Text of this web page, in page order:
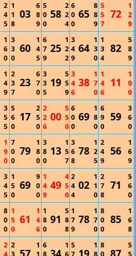
2
4
5
1
1
8
03
6
8
9
5
0
0
58
2
2
4
6
0
0
65
8
8
9
5
5
7
72
1
2
9
1
6
0
3
3
0
60
1
4
5
6
7
9
25
1
2
2
3
4
9
64
1
3
0
1
3
4
82
5
8
9
1
4
9
2
3
7
23
6
7
0
3
3
5
19
5
5
9
3
4
6
38
1
7
0
1
4
6
11
1
0
0
3
5
5
5
6
0
17
2
5
0
2
2
6
00
5
5
0
6
0
0
69
1
8
0
6
9
0
59
3
6
0
1
9
0
7
0
0
79
1
8
0
3
8
0
13
1
5
7
3
6
8
78
1
2
5
2
4
9
56
1
6
9
3
4
5
1
5
0
69
9
0
0
1
4
9
49
4
5
0
2
4
4
02
1
1
0
2
7
8
71
5
6
0
8
0
0
1
5
0
61
1
4
6
1
8
0
91
5
8
8
1
7
9
78
1
7
0
8
0
0
85
1
6
8
2
4
2
3
1
1
6
8
1
6
5
7
1
8
8
0
5
5